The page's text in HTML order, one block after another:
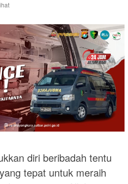
diri beribadah tentu
tepat untuk meraih